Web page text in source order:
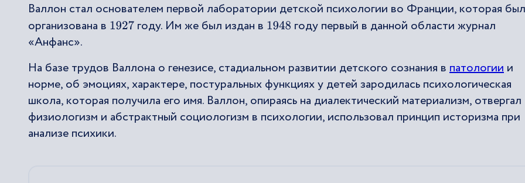
Валлон стал основателем первой лаборатории детской психологии во Франции, которая
организована в 1927году. Им же был издан в 1948 году первый в данной области журнал
«Анфанс».
На базе трудов Валлона о генезисе, стадиальном развитии детского сознания в патологии и
норме, об эмоциях, характере, постуральных функциях у детей зародилась психологическая
школа, которая получила его имя. Валлон, опираясь на диалектический материализм, отвергал
физиологизм и абстрактный социологизм в психологии, использовал принцип историзма при
анализе психики.